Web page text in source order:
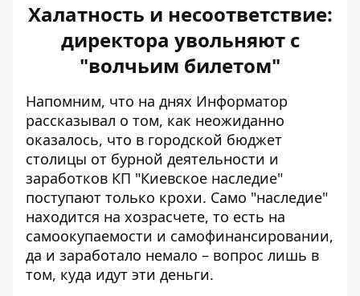
Халатность и несоответствие:
директора увольняют с
"волчьим билетом"
Напомним, что на днях Информатор
рассказывал о том, как неожиданно
оказалось, что в городской бюджет
столицы от бурной деятельности и
заработков КП "Киевское наследие"
поступают только крохи. Само "наследие"
находится на хозрасчете, то есть на
самоокупаемости и самофинансировании,
да и заработало немало – вопрос лишь в
том, куда идут эти деньги.